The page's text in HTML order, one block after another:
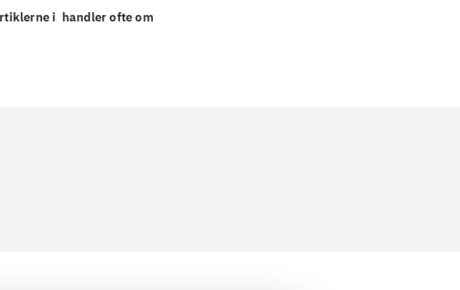
i handler ofte om